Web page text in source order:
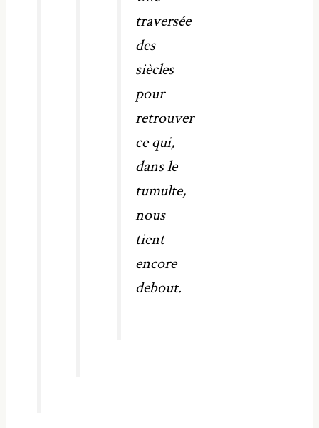
traversée
des
siècles
pour
retrouver
ce qui,
dans le
tumulte,
nous
tient
encore
debout.